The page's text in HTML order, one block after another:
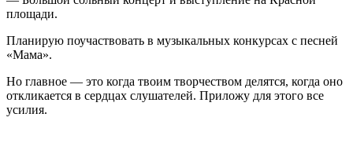
площади.
Планирую поучаствовать в музыкальных конкурсах с песней
«Мама».
Но главное — это когда твоим творчеством делятся, когда оно
откликается в сердцах слушателей. Приложу для этого все
усилия.